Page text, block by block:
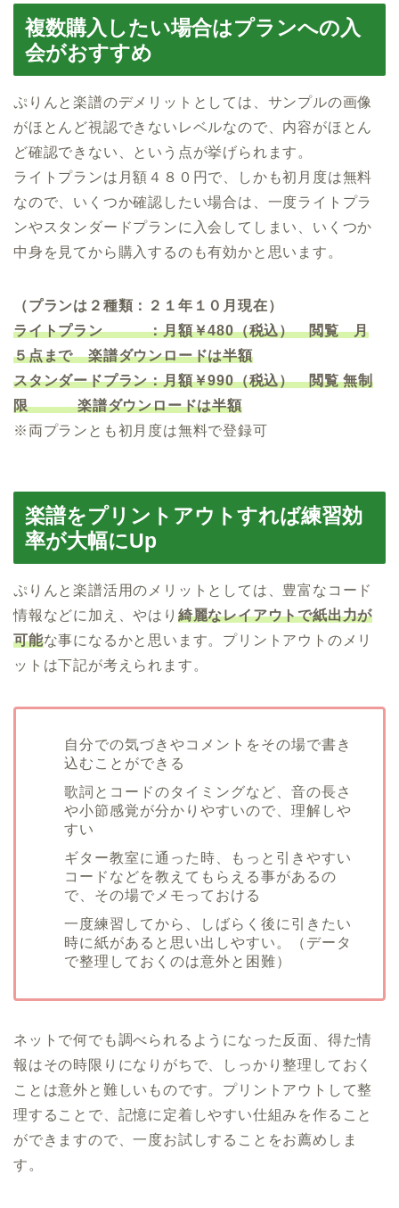
複数購入したい場合はプランへの入
会がおすすめ
ぷりんと楽譜のデメリットとしては、サンプルの画像
がほとんど視認できないレベルなので、内容がほとん
ど確認できない、という点が挙げられます。
ライトプランは月額４８０円で、しかも初月度は無料
なので、いくつか確認したい場合は、一度ライトプラ
ンやスタンダードプランに入会してしまい、いくつか
中身を見てから購入するのも有効かと思います。
（プランは２種類：２１年１０月現在）
ライトプラン ：月額￥480（税込） 閲覧 月
５点まで 楽譜ダウンロードは半額
スタンダードプラン：月額￥990（税込） 閲覧 無制
限 楽譜ダウンロードは半額
※両プランとも初月度は無料で登録可
楽譜をプリントアウトすれば練習効
率が大幅にUp
ぷりんと楽譜活用のメリットとしては、豊富なコード
情報などに加え、やはり 綺麗なレイアウトで紙出力が
可能な事になるかと思います。プリントアウトのメリ
ットは下記が考えられます。
自分での気づきやコメントをその場で書き
込むことができる
歌詞とコードのタイミングなど、音の長さ
や小節感覚が分かりやすいので、理解しや
すい
ギター教室に通った時、もっと引きやすい
コードなどを教えてもらえる事があるの
で、その場でメモっておける
一度練習してから、しばらく後に引きたい
時に紙があると思い出しやすい。（データ
で整理しておくのは意外と困難）
ネットで何でも調べられるようになった反面、得た情
報はその時限りになりがちで、しっかり整理しておく
ことは意外と難しいものです。プリントアウトして整
理することで、記憶に定着しやすい仕組みを作ること
ができますので、一度お試しすることをお薦めしま
す。